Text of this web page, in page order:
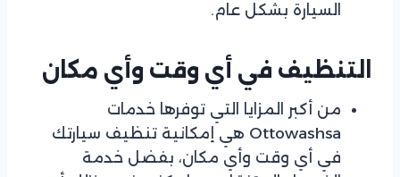
السيارة بشكل عام.
التنظيف في أي وقت وأي مكان
من أكبر المزايا التي توفرها خدمات
Ottowashsa هي إمكانية تنظيف سيارتك
في أي وقت وأي مكان، بفضل خدمة